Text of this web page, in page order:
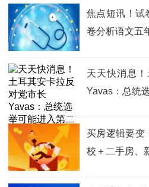
焦点短讯！试
卷分析语文五
天天快消息
Yavas：总统
买房逻辑要变
校＋二手房、